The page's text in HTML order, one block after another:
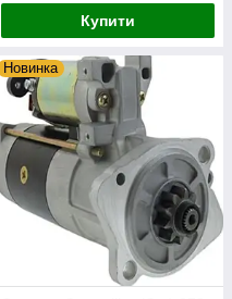
Купити
Новинка